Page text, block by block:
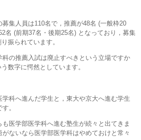
集人員は110名で，推薦が48名 (一般枠20
名 (前期37名・後期25名) となっており，募集
振られています。
の推薦入試は廃止すべきという立場ですか
数字に愕然としています。
科へ進んだ学生と，東大や京大へ進む学生
。
医学部医学科へ進む塾生が続々と出てきま
ないなら医学部医学科はやめておけと常々